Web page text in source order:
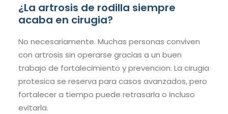
¿La artrosis de rodilla siempre
acaba en cirugia?
No necesariamente. Muchas personas conviven
con artrosis sin operarse gracias a un buen
trabajo de fortalecimiento y prevencion. La cirugia
protesica se reserva para casos avanzados, pero
fortalecer a tiempo puede retrasarla o incluso
evitarla.